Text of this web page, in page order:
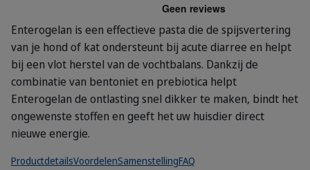
Enterogelan is een effectieve pasta die de spijsvertering
van je hond of kat ondersteunt bij acute diarree en helpt
bij een vlot herstel van de vochtbalans. Dankzij de
combinatie van bentoniet en prebiotica helpt
Enterogelan de ontlasting snel dikker te maken, bindt het
ongewenste stoffen en geeft het uw huisdier direct
nieuwe energie.
ProductdetailsVoordelenSamenstellingFAQ